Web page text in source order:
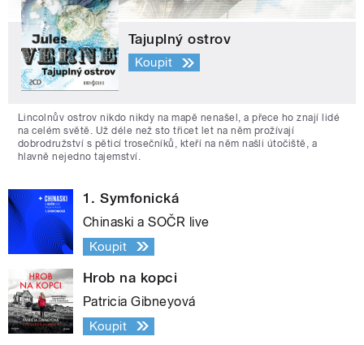
Tajuplný ostrov
Koupit
Lincolnův ostrov nikdo nikdy na mapě nenašel, a přece ho znají lidé
na celém světě. Už déle než sto třicet let na něm prožívají
dobrodružství s pěticí trosečníků, kteří na něm našli útočiště, a
hlavně nejedno tajemství.
1. Symfonická
Chinaski a SOČR live
Koupit
Hrob na kopci
Patricia Gibneyová
Koupit